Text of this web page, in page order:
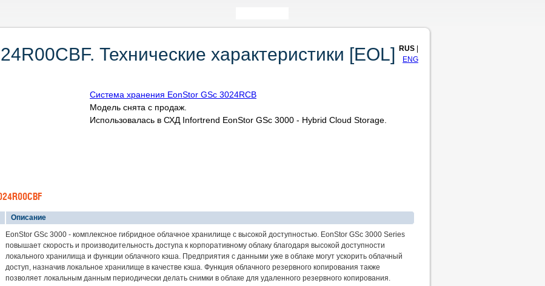
Технические характеристики [EOL] RUS
ENG
Система хранения EonStor GSc 3024RCB
Модель снята с продаж.
Использовалась в СХД Infortrend EonStor GSc 3000 - Hybrid Cloud Storage.
Описание
EonStor GSc 3000 - комплексное гибридное облачное хранилище с высокой доступностью. EonStor GSc 3000 Series
повышает скорость и производительность доступа к корпоративному облаку благодаря высокой доступности
локального хранилища и функции облачного кэша. Предприятия с данными уже в облаке могут ускорить облачный
доступ, назначив локальное хранилище в качестве кэша. Функция облачного резервного копирования также
позволяет локальным данным периодически делать снимки в облаке для удаленного резервного копирования.